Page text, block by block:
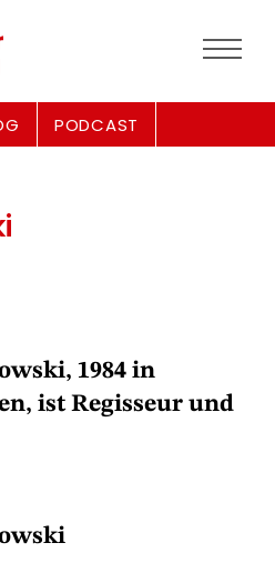
PODCAST
1984 in
ist Regisseur und